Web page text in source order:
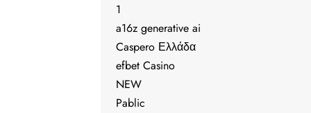
1
a16z generative ai
Caspero Ελλάδα
efbet Casino
NEW
Pablic